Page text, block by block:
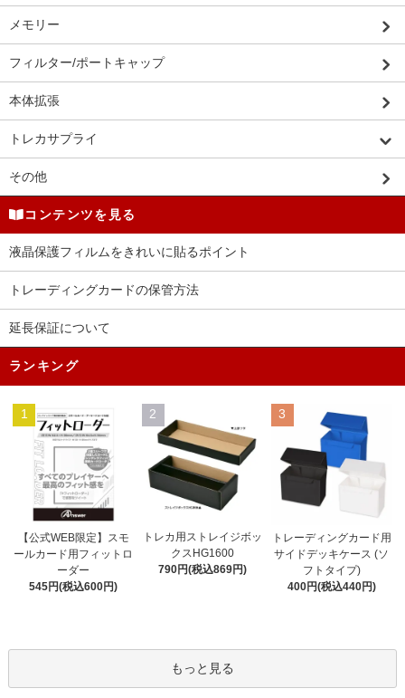
メモリー
フィルター/ポートキャップ
本体拡張
トレカサプライ
その他
コンテンツを見る
液晶保護フィルムをきれいに貼るポイント
トレーディングカードの保管方法
延長保証について
ランキング
1
【公式WEB限定】スモ
ールカード用フィットロ
ーダー
545円(税込600円)
2
トレカ用ストレイジボッ
クスHG1600
790円(税込869円)
3
トレーディングカード用
サイドデッキケース (ソ
フトタイプ)
400円(税込440円)
もっと見る